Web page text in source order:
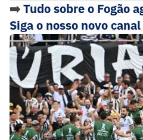
➡️Tudo sobre o Fogão
Siga o nosso novo